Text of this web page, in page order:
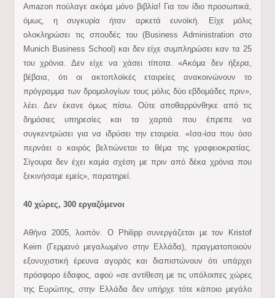
Amazon πούλαγε ακόμα μόνο βιβλία! Για τον ίδιο προσωπικά,
όμως, η συγκυρία ήταν αρκετά ευνοϊκή. Είχε μόλις
ολοκληρώσει τις σπουδές του (Business Administration στο
Munich Business School) και δεν είχε συμπληρώσει καν τα 25
του χρόνια. Δεν είχε να χάσει τίποτα. «Ακόμα δεν ήξερα,
βέβαια, ότι οι ακτοπλοϊκές εταιρείες ανακοινώνουν το
πρόγραμμα των δρομολογίων τους μόλις δύο εβδομάδες πριν»,
λέει. Δεν έκανε όμως πίσω. Ούτε αποθαρρύνθηκε από τις
δημόσιες υπηρεσίες και τα χαρτιά που έπρεπε να
συγκεντρώσει για να ιδρύσει την εταιρεία. «Ισα-ίσα που όσο
περνάει ο καιρός βελτιώνεται το θέμα της γραφειοκρατίας.
Σίγουρα δεν έχει καμία σχέση με πριν από δέκα χρόνια που
ξεκινήσαμε εμείς», παρατηρεί.
40 χώρες, 300 εργαζόμενοι
Αθήνα 2005, λοιπόν. Ο Philipp συνεργάζεται με τον Kristof
Keim (Γερμανό μεγαλωμένο στην Ελλάδα), πραγματοποιούν
εξονυχιστική έρευνα αγοράς και διαπιστώνουν ότι υπάρχει
πρόσφορο έδαφος, αφού «σε αντίθεση με τις υπόλοιπες χώρες
της Ευρώπης, στην Ελλάδα δεν υπήρχε τότε κάποιο μεγάλο